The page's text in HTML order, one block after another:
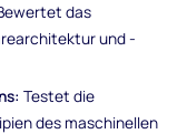
das
und -
Testet die
des maschinellen